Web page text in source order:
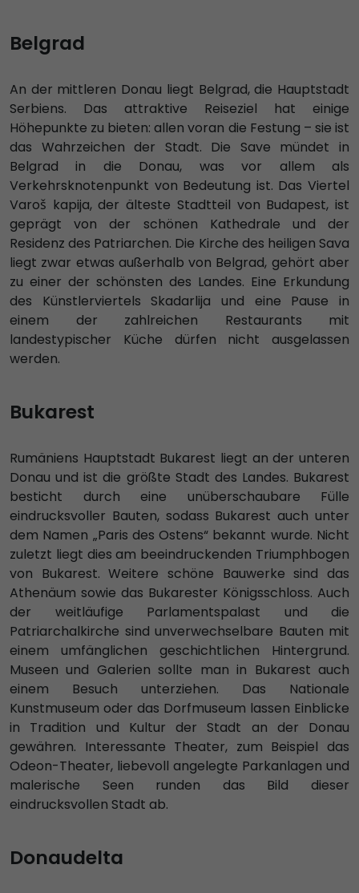
Belgrad
An der mittleren Donau liegt Belgrad, die Hauptstadt
Serbiens. Das attraktive Reiseziel hat einige
Höhepunkte zu bieten: allen voran die Festung – sie ist
das Wahrzeichen der Stadt. Die Save mündet in
Belgrad in die Donau, was vor allem als
Verkehrsknotenpunkt von Bedeutung ist. Das Viertel
Varoš kapija, der älteste Stadtteil von Budapest, ist
geprägt von der schönen Kathedrale und der
Residenz des Patriarchen. Die Kirche des heiligen Sava
liegt zwar etwas außerhalb von Belgrad, gehört aber
zu einer der schönsten des Landes. Eine Erkundung
des Künstlerviertels Skadarlija und eine Pause in
einem der zahlreichen Restaurants mit
landestypischer Küche dürfen nicht ausgelassen
werden.
Bukarest
Rumäniens Hauptstadt Bukarest liegt an der unteren
Donau und ist die größte Stadt des Landes. Bukarest
besticht durch eine unüberschaubare Fülle
eindrucksvoller Bauten, sodass Bukarest auch unter
dem Namen „Paris des Ostens“ bekannt wurde. Nicht
zuletzt liegt dies am beeindruckenden Triumphbogen
von Bukarest. Weitere schöne Bauwerke sind das
Athenäum sowie das Bukarester Königsschloss. Auch
der weitläufige Parlamentspalast und die
Patriarchalkirche sind unverwechselbare Bauten mit
einem umfänglichen geschichtlichen Hintergrund.
Museen und Galerien sollte man in Bukarest auch
einem Besuch unterziehen. Das Nationale
Kunstmuseum oder das Dorfmuseum lassen Einblicke
in Tradition und Kultur der Stadt an der Donau
gewähren. Interessante Theater, zum Beispiel das
Odeon-Theater, liebevoll angelegte Parkanlagen und
malerische Seen runden das Bild dieser
eindrucksvollen Stadt ab.
Donaudelta